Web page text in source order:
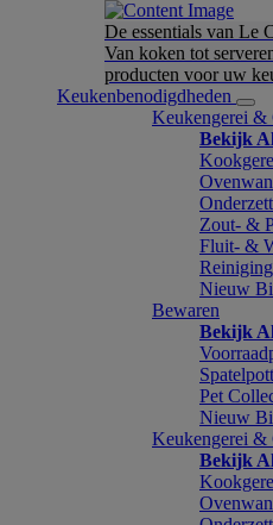
De essentials van Le
Van koken tot
producten voor uw
Keukenbenodigdheden
Keukengerei &
Bekijk
Zout- &
Fluit- &
Nieuw
Bewaren
Bekijk
Pet
Nieuw
Keukengerei &
Bekijk